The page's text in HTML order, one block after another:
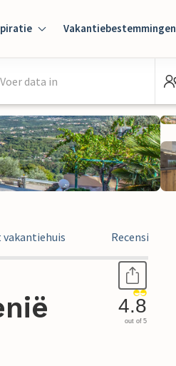
Vakantiebestemmingen
Voer data in
Recensies
4.8
out of 5